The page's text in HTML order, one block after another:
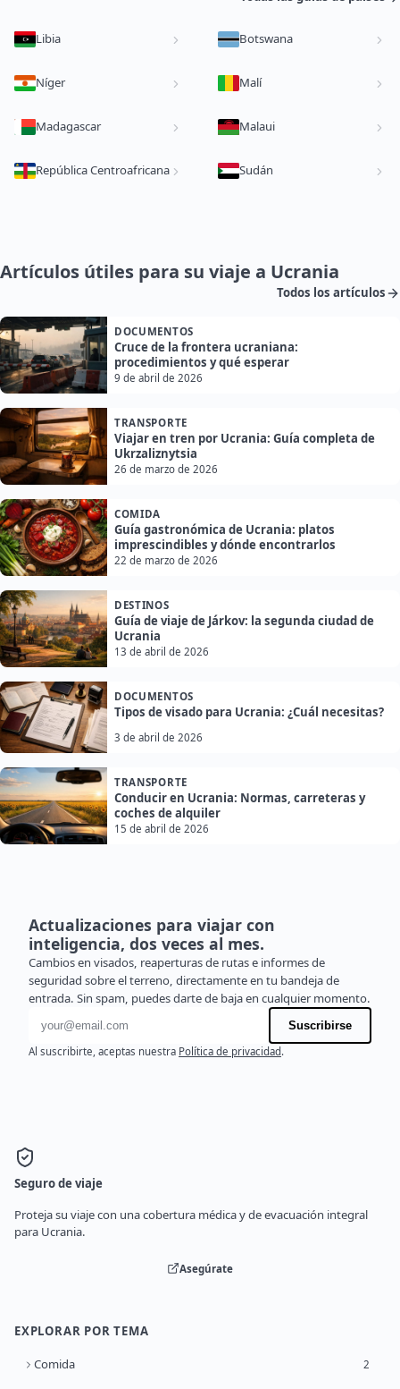
Libia Botswana
Níger Malí
Madagascar Malaui
República Centroafricana Sudán
Artículos útiles para su viaje a Ucrania
Todos los artículos
DOCUMENTOS
Cruce de la frontera ucraniana:
procedimientos y qué esperar
9 de abril de 2026
TRANSPORTE
Viajar en tren por Ucrania: Guía completa de
Ukrzaliznytsia
26 de marzo de 2026
COMIDA
Guía gastronómica de Ucrania: platos
imprescindibles y dónde encontrarlos
22 de marzo de 2026
DESTINOS
Guía de viaje de Járkov: la segunda ciudad de
Ucrania
13 de abril de 2026
DOCUMENTOS
Tipos de visado para Ucrania: ¿Cuál necesitas?
3 de abril de 2026
TRANSPORTE
Conducir en Ucrania: Normas, carreteras y
coches de alquiler
15 de abril de 2026
Actualizaciones para viajar con
inteligencia, dos veces al mes.
Cambios en visados, reaperturas de rutas e informes de
seguridad sobre el terreno, directamente en tu bandeja de
entrada. Sin spam, puedes darte de baja en cualquier momento.
Dirección de correo electrónico
Suscribirse
Al suscribirte, aceptas nuestra Política de privacidad.
Seguro de viaje
Proteja su viaje con una cobertura médica y de evacuación integral
para Ucrania.
Asegúrate
EXPLORAR POR TEMA
Comida 2